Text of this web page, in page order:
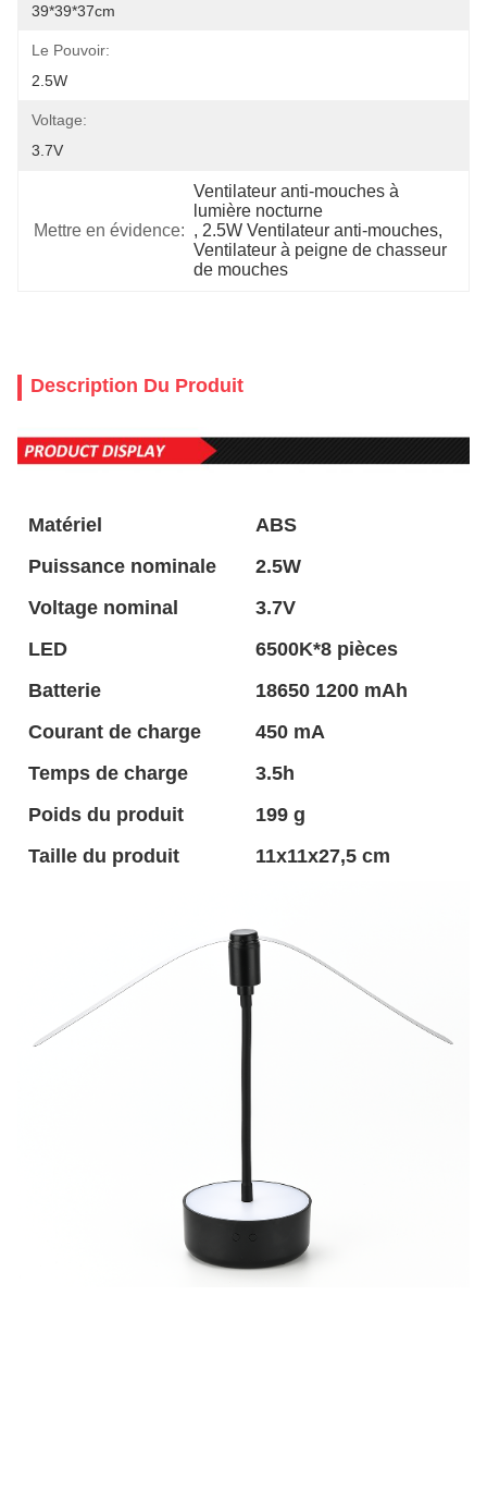
39*39*37cm
Le Pouvoir:
2.5W
Voltage:
3.7V
Mettre en évidence:
Ventilateur anti-mouches à
lumière nocturne
, 2.5W Ventilateur anti-mouches,
Ventilateur à peigne de chasseur
de mouches
Description Du Produit
Matériel
ABS
Puissance nominale
2.5W
Voltage nominal
3.7V
LED
6500K*8 pièces
Batterie
18650 1200 mAh
Courant de charge
450 mA
Temps de charge
3.5h
Poids du produit
199 g
Taille du produit
11x11x27,5 cm